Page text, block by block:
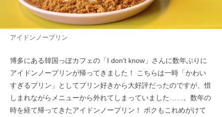
アイドンノープリン
博多にある韓国っぽカフェの「I don’t know」さんに数年ぶりに
アイドンノープリンが帰ってきました！ こちらは一時「かわい
すぎるプリン」としてプリン好きから大好評だったのですが、惜
しまれながらメニューから外れてしまっていました……。数年の
時を経て帰ってきたアイドンノープリン！ ボクもこれめがけて